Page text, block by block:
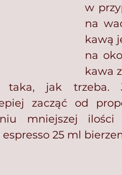
w
na
kawą
na
kawa
taka, jak trzeba.
zacząć od
mniejszej ilości
25 ml